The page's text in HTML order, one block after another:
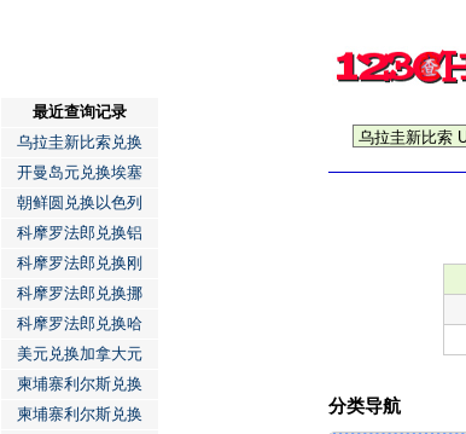
最近查询记录
乌拉圭新比索兑换
开曼岛元兑换埃塞
朝鲜圆兑换以色列
科摩罗法郎兑换铝
科摩罗法郎兑换刚
科摩罗法郎兑换挪
科摩罗法郎兑换哈
美元兑换加拿大元
柬埔寨利尔斯兑换
柬埔寨利尔斯兑换
分类导航